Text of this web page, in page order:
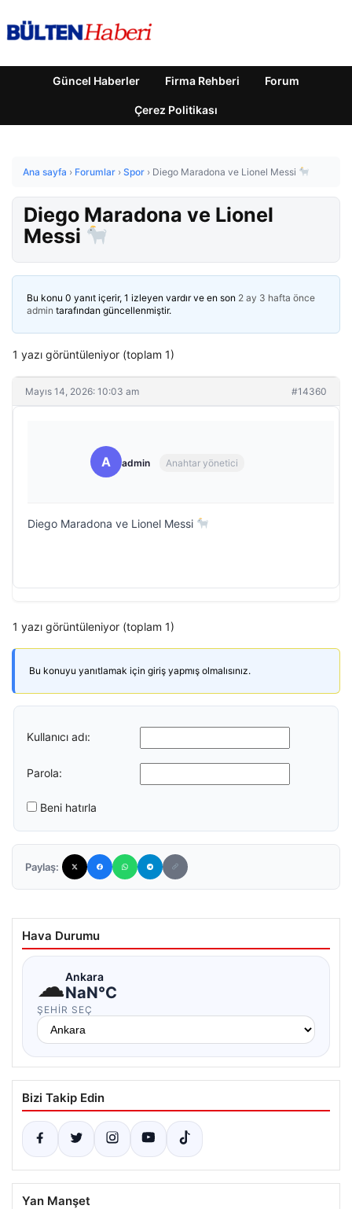
Güncel Haberler Firma Rehberi Forum
Çerez Politikası
Ana sayfa › Forumlar › Spor › Diego Maradona ve Lionel Messi
Diego Maradona ve Lionel
Messi
Bu konu 0 yanıt içerir, 1 izleyen vardır ve en son 2 ay 3 hafta önce
admin tarafından güncellenmiştir.
1 yazı görüntüleniyor (toplam 1)
Mayıs 14, 2026: 10:03 am #14360
A admin Anahtar yönetici
Diego Maradona ve Lionel Messi
1 yazı görüntüleniyor (toplam 1)
Bu konuyu yanıtlamak için giriş yapmış olmalısınız.
Kullanıcı adı:
Parola:
Beni hatırla
Paylaş:
Hava Durumu
☁Ankara
NaN°C
ŞEHIR SEÇ
Bizi Takip Edin
Yan Manşet